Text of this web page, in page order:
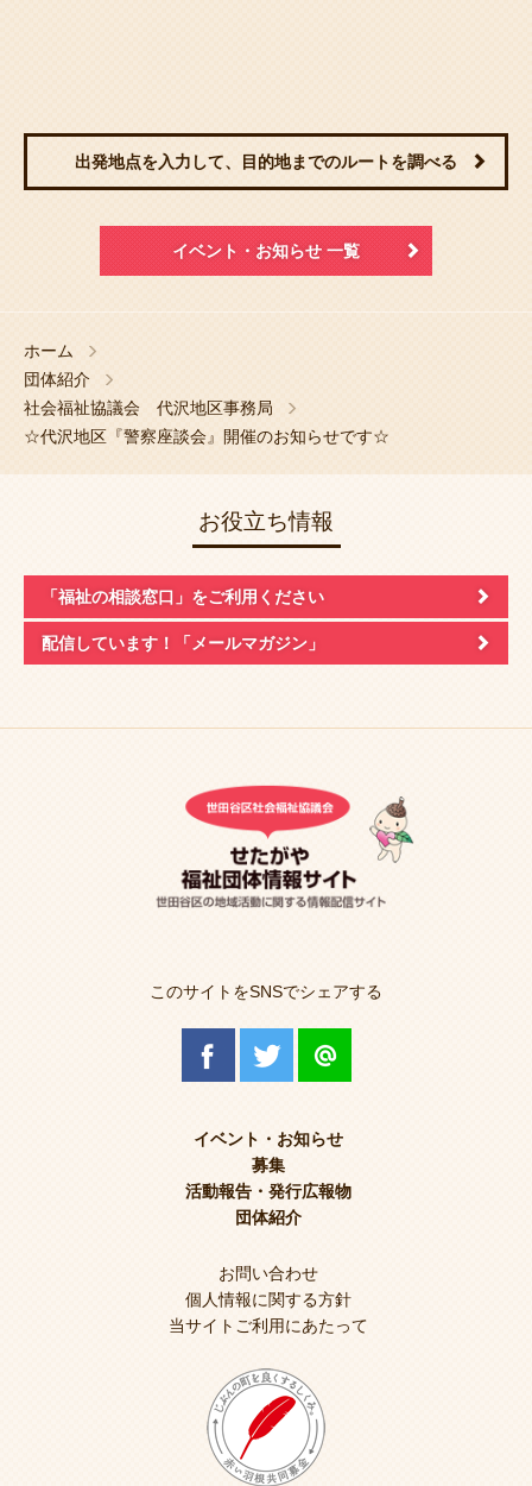
出発地点を入力して、目的地までのルートを調べる
イベント・お知らせ 一覧
ホーム
団体紹介
社会福祉協議会 代沢地区事務局
☆代沢地区『警察座談会』開催のお知らせです☆
お役立ち情報
「福祉の相談窓口」 をご利用ください
配信しています！ 「メールマガジン」
このサイトをSNSでシェアする
イベント・お知らせ
募集
活動報告・発行広報物
団体紹介
お問い合わせ
個人情報に関する方針
当サイトご利用にあたって